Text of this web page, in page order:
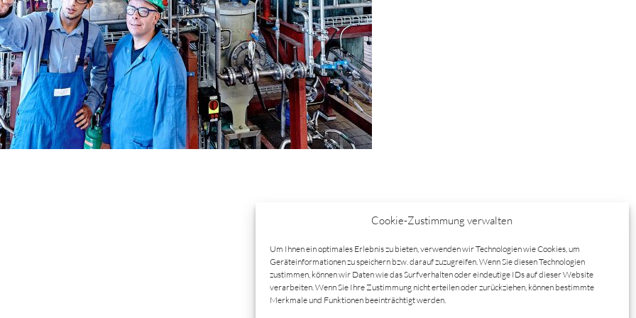
Cookie-Zustimmung verwalten
Um Ihnen ein optimales Erlebnis zu bieten, verwenden wir Technologien wie Cookies, um
Geräteinformationen zu speichern bzw. darauf zuzugreifen. Wenn Sie diesen Technologien
zustimmen, können wir Daten wie das Surfverhalten oder eindeutige IDs auf dieser Website
verarbeiten. Wenn Sie Ihre Zustimmung nicht erteilen oder zurückziehen, können bestimmte
Merkmale und Funktionen beeinträchtigt werden.